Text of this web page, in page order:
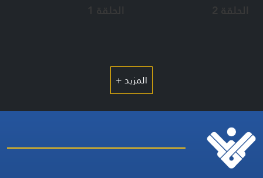
الحلقة 2 الحلقة 1
المزيد +